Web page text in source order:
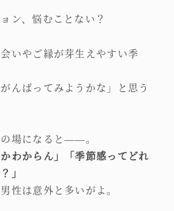
ン、悩むことない？
いやご縁が芽生えやすい季
んばってみようかな」と思う
場になると——。
かわからん」「季節感ってどれ
」
性は意外と多いがよ。